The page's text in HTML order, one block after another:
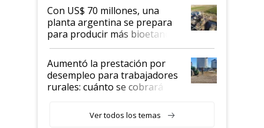
Con US$ 70 millones, una
planta argentina se prepara
para producir más bioetanol
que nunca
Aumentó la prestación por
desempleo para trabajadores
rurales: cuánto se cobrará
Ver todos los temas